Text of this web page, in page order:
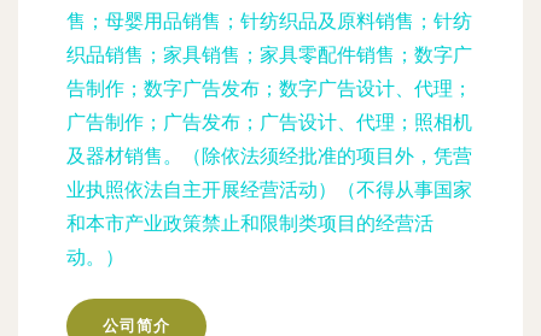
售；母婴用品销售；针纺织品及原料销售；针纺
织品销售；家具销售；家具零配件销售；数字广
告制作；数字广告发布；数字广告设计、代理；
广告制作；广告发布；广告设计、代理；照相机
及器材销售。（除依法须经批准的项目外，凭营
业执照依法自主开展经营活动）（不得从事国家
和本市产业政策禁止和限制类项目的经营活
动。）
公司简介